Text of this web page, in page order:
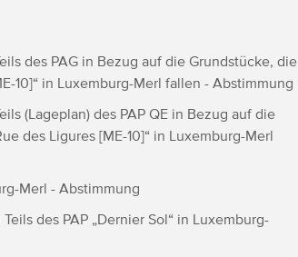
des PAG in Bezug auf die Grundstücke, die
10]“ in Luxemburg-Merl fallen - Abstimmung
(Lageplan) des PAP QE in Bezug auf die
des Ligures [ME-10]“ in Luxemburg-Merl
Merl - Abstimmung
des PAP „Dernier Sol“ in Luxemburg-